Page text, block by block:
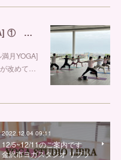
[6/22 クルーズターミナル満月YOGA] ① 金沢市ヨガスタジオ リブラ
月YOGA]
改めて…
2022.12.04 09:11
12/5~12/11のご案内です
金沢市ヨガスタジオ リブラ